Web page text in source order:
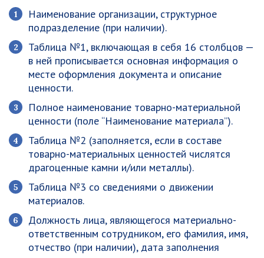
Наименование организации, структурное
подразделение (при наличии).
Таблица №1, включающая в себя 16 столбцов —
в ней прописывается основная информация о
месте оформления документа и описание
ценности.
Полное наименование товарно-материальной
ценности (поле “Наименование материала”).
Таблица №2 (заполняется, если в составе
товарно-материальных ценностей числятся
драгоценные камни и/или металлы).
Таблица №3 со сведениями о движении
материалов.
Должность лица, являющегося материально-
ответственным сотрудником, его фамилия, имя,
отчество (при наличии), дата заполнения